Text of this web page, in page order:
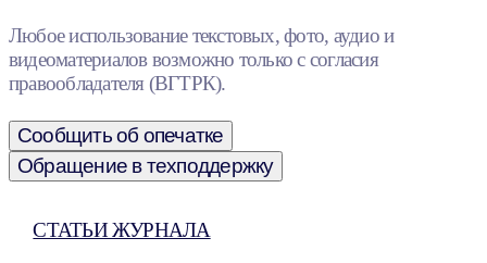
Любое использование текстовых, фото, аудио и
видеоматериалов возможно только с согласия
правообладателя (ВГТРК).
Сообщить об опечатке
Обращение в техподдержку
СТАТЬИ ЖУРНАЛА